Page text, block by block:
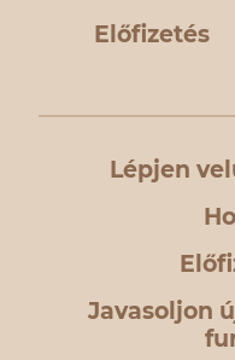
Előfizetés
Lépjen
Javasoljon